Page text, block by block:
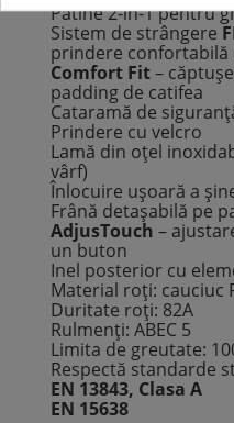
Patine 2-în-1 pentru
Sistem de strângere
prindere confortabilă
Comfort Fit–
padding de catifea
Cataramă de
Prindere cu velcro
Lamă din oțel
vârf)
Înlocuire ușoară a
Frână detașabilă pe
AdjusTouch –
un buton
Inel posterior cu
Material roți: cauciuc
Duritate roți: 82A
Rulmenți: ABEC 5
Limita de greutate:
Respectă standarde
EN 13843, Clasa A
EN 15638